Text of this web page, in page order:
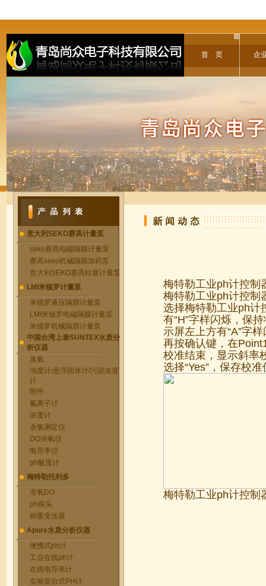
首 页 企
意大利SEKO赛高计量泵
seko赛高电磁隔膜计量泵
赛高seko机械隔膜加药泵
意大利SEKO赛高柱塞计量泵
LMI米顿罗计量泵
米顿罗液压隔膜计量泵
LMI米顿罗电磁隔膜计量泵
米顿罗机械隔膜计量泵
中国台湾上泰SUNTEX水质分
析仪器
臭氧
浊度计/悬浮固体计/污泥浓度
计
附件
氟离子计
浓度计
余氯测定仪
DO溶氧仪
电导率仪
ph酸度计
梅特勒托利多
溶氧DO
ph探头
称重变送器
Apure水质分析仪器
便携式ph计
工业在线ph计
在线电导率计
实验室台式PH计
梅特勒工业ph计控制
梅特勒工业ph计控制
选择梅特勒工业ph计
有“H”字样闪烁，保
示屏左上方有“A”字
再按确认键，在
校准结束，显示斜率
选择“Yes”，保存校
梅特勒工业ph计控制